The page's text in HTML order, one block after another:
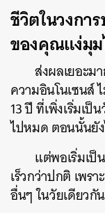
ชีวิตในวงกา
ของคุณแง่มุม
ส่งผลเยอะม
ความอินโนเซนส์
13 ปี ที่เพิ่งเริ่มเป็
ไปหมด ตอนนั้นยัง
แต่พอเริ่มเป็
เร็วกว่าปกติ เพร
อื่นๆ ในวัยเดียวกัน